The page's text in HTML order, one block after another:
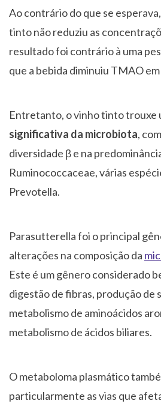
Ao contrário do que se
tinto não reduziu as
resultado foi contrário à uma
que a bebida diminuiu TMAO
Entretanto, o vinho tinto trouxe
significativa da microbiota,
diversidade β e na
Ruminococcaceae, várias
Prevotella.
Parasutterella foi o principal
alterações na composição da
Este é um gênero considerado
digestão de fibras, produção de
metabolismo de aminoácidos
metabolismo de ácidos biliares.
O metaboloma plasmático
particularmente as vias que